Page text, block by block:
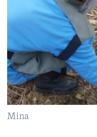
LEARNING ENGLISH
BIZI IZLƏYIN
Mina